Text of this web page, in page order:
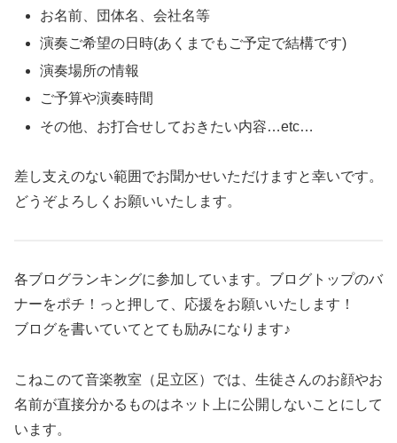
お名前、団体名、会社名等
演奏ご希望の日時(あくまでもご予定で結構です)
演奏場所の情報
ご予算や演奏時間
その他、お打合せしておきたい内容…etc…
差し支えのない範囲でお聞かせいただけますと幸いです。
どうぞよろしくお願いいたします。
各ブログランキングに参加しています。ブログトップのバ
ナーをポチ！っと押して、応援をお願いいたします！
ブログを書いていてとても励みになります♪
こねこのて音楽教室（足立区）では、生徒さんのお顔やお
名前が直接分かるものはネット上に公開しないことにして
います。